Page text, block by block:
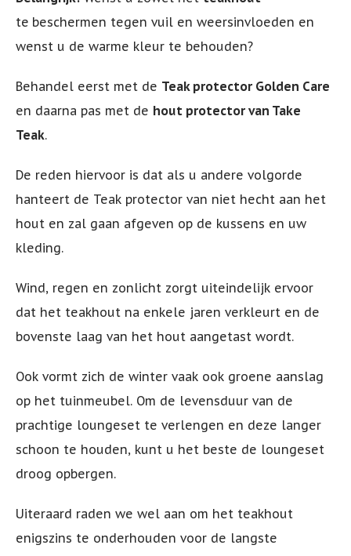
te beschermen tegen vuil en weersinvloeden en
wenst u de warme kleur te behouden?
Behandel eerst met de Teak protector Golden Care
en daarna pas met de hout protector van Take
Teak.
De reden hiervoor is dat als u andere volgorde
hanteert de Teak protector van niet hecht aan het
hout en zal gaan afgeven op de kussens en uw
kleding.
Wind, regen en zonlicht zorgt uiteindelijk ervoor
dat het teakhout na enkele jaren verkleurt en de
bovenste laag van het hout aangetast wordt.
Ook vormt zich de winter vaak ook groene aanslag
op het tuinmeubel. Om de levensduur van de
prachtige loungeset te verlengen en deze langer
schoon te houden, kunt u het beste de loungeset
droog opbergen.
Uiteraard raden we wel aan om het teakhout
enigszins te onderhouden voor de langste